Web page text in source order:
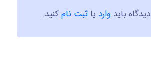
باید وارد یا ثبت نامکنید.